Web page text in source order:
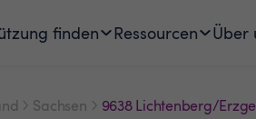
finden Ressourcen Über
Sachsen 9638 Lichtenberg/